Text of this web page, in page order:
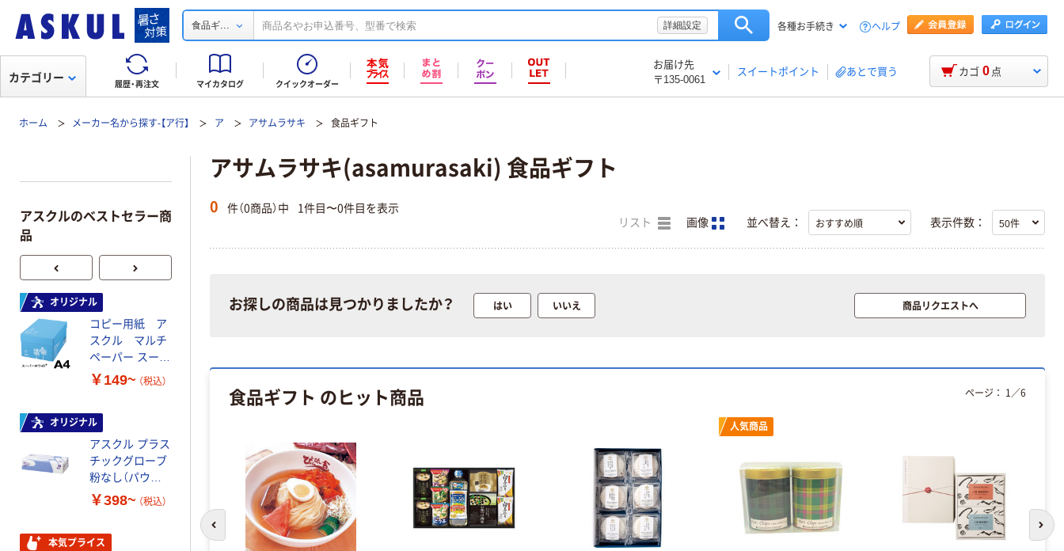
食品ギ... 詳細設定 各種お手続き ヘルプ
履歴・再注文 マイカタログ クイックオーダー
お届け先
〒135-0061
スイートポイント あとで買う
カテゴリー カゴ 0 点
ホーム メーカー名から探す-【ア行】 ア アサムラサキ 食品ギフト
アサムラサキ(asamurasaki) 食品ギフト
0 件（0商品）中 1件目〜0件目を表示
リスト 画像 並べ替え： 表示件数：
お探しの商品は見つかりましたか？ はい いいえ 商品リクエストへ
食品ギフト のヒット商品
人気商品
ページ： 1 ／6
前のスライドへ 次
アスクルのベストセラー商
品
オリジナル
コピー用紙 ア
スクル マルチ
ペーパー スーパ
ーホワイト+
￥149~ （税込）
オリジナル
アスクル プラス
チックグローブ
粉なし（パウダ
ーフリー）
￥398~ （税込）
本気プライス
オリジナル
ミー+
トイレットペー
パー ダブル60
ｍ 再生紙
100% 6ロール
リサイクル100
芯あり FSC認
証
￥460~ （税込）
本気プライス
本気プライス
ペン ゼブラ
ォーター 500ml
キャップシール
付き／2Lラベル
レス 10本
￥1,037~
（税込）
オリジナル
ローブ ホワイ
小判・シングル
再生紙 200枚
FSC認証紙 アス
クルオリジナル
￥143~ （税込）
本気プライス
共同企画 トイ
本気プライス
スクル 現場のチ
カラ 厚さ
0.22mm 布テー
￥145~ （税込）
オリジナル
ーホワイト+
チックグローブ
粉なし（パウダ
ーフリー）
￥398~ （税込）
本気プライス